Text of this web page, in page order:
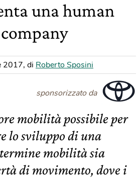
una human
2017, di Roberto Sposini
sponsorizzato da
mobilità possibile per
lo sviluppo di una
mobilità sia
di movimento, dove i